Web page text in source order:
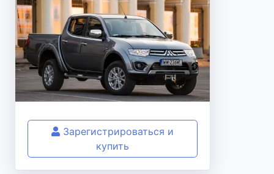
Зарегистрироваться и
купить